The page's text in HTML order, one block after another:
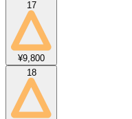
17
¥9,800
18